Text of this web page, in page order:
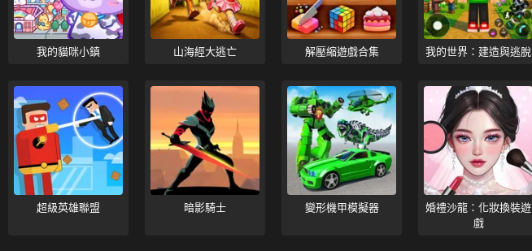
我的貓咪小鎮 山海經大逃亡 解壓縮遊戲合集 我的世界：建造與逃脫
超級英雄聯盟 暗影騎士 變形機甲模擬器
婚禮沙龍：化妝換裝遊
戲